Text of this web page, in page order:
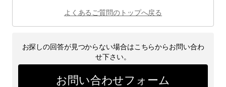
よくあるご質問のトップへ戻る
お探しの回答が見つからない場合はこちらからお問い合わ
せ下さい。
お問い合わせフォーム